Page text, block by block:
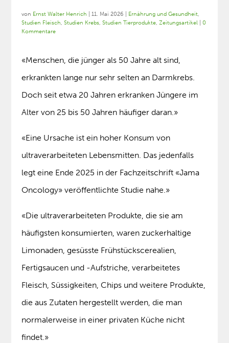
von Ernst Walter Henrich |11. Mai 2026 Ernährung und Gesundheit,
Studien Fleisch,Studien Krebs,Studien Tierprodukte,Zeitungsartikel |0
Kommentare
«Menschen, die jünger als 50 Jahre alt sind,
erkrankten lange nur sehr selten an Darmkrebs.
Doch seit etwa 20 Jahren erkranken Jüngere im
Alter von 25 bis 50 Jahren häufiger daran.»
«Eine Ursache ist ein hoher Konsum von
ultraverarbeiteten Lebensmitten. Das jedenfalls
legt eine Ende 2025 in der Fachzeitschrift «Jama
Oncology» veröffentlichte Studie nahe.»
«Die ultraverarbeiteten Produkte, die sie am
häufigsten konsumierten, waren zuckerhaltige
Limonaden, gesüsste Frühstückscerealien,
Fertigsaucen und -Aufstriche, verarbeitetes
Fleisch, Süssigkeiten, Chips und weitere Produkte,
die aus Zutaten hergestellt werden, die man
normalerweise in einer privaten Küche nicht
findet.»